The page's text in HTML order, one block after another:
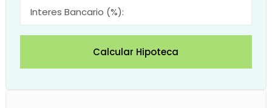
Interes Bancario (%):
Calcular Hipoteca